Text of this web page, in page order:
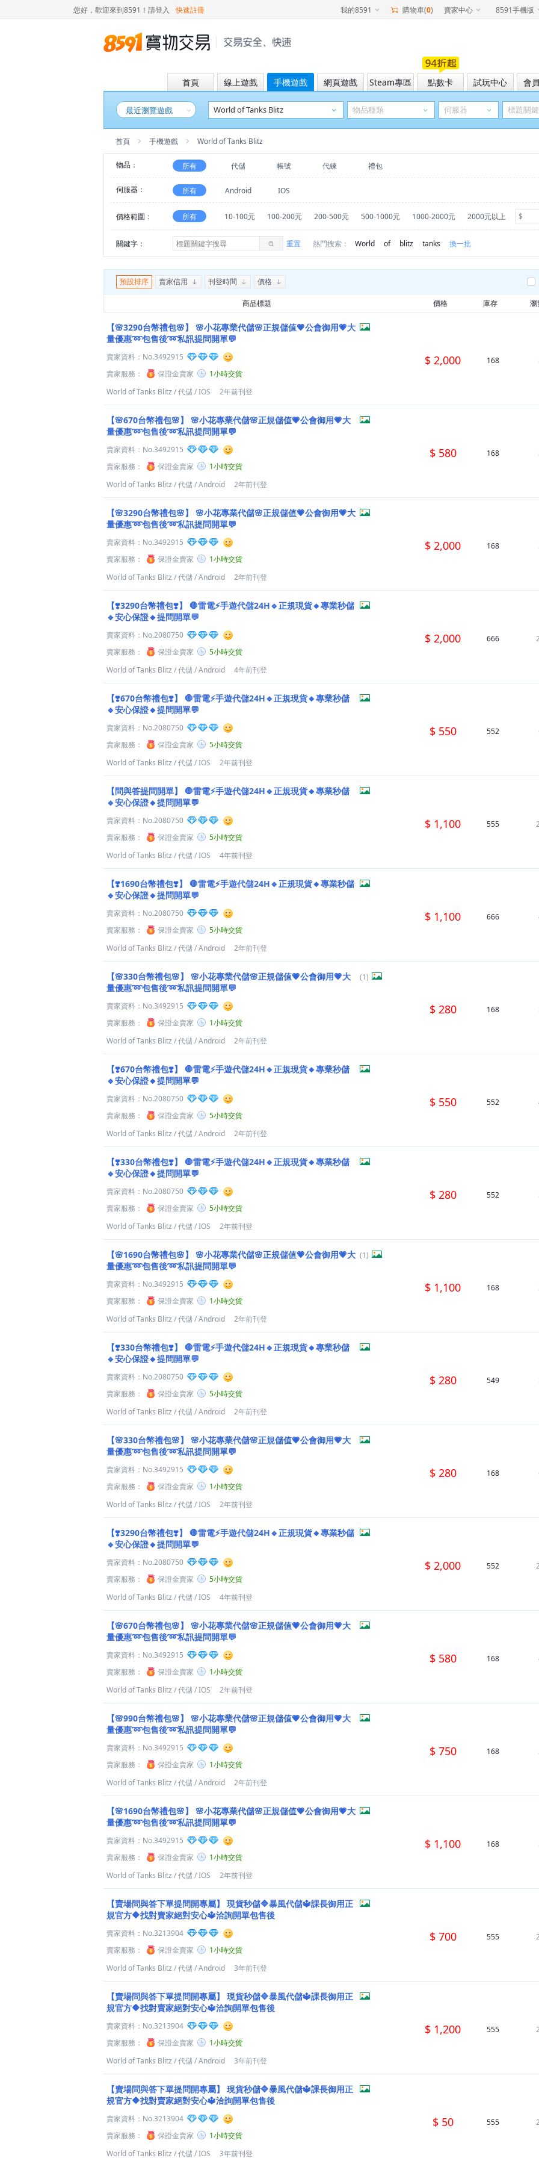
您好，歡迎來到8591！ 請登入 快速註冊 我的8591 購物車(0) 賣家中心 8591手機版
首頁 線上遊戲 手機遊戲 網頁遊戲 Steam專區 點數卡 試玩中心 會
最近瀏覽遊戲
首頁 手機遊戲 World of Tanks Blitz
物品： 所有 代儲 帳號 代練 禮包
伺服器： 所有 Android IOS
價格範圍： 所有 10-100元 100-200元 200-500元 500-1000元 1000-2000元 2000元以上
關鍵字： 重置 熱門搜索： World of blitz tanks 換一批
預設排序 賣家信用 刊登時間 價格
商品標題 價格 庫存 瀏
【🌸3290台幣禮包🌸】
🌸小花專業代儲🌸正規儲值💗公會御用💗大
量優惠➿包售後➿私訊提問開單💬
賣家資料： No.3492915
賣家服務：
保證金賣家
1小時交貨
World of Tanks Blitz /代儲/IOS 2年前刊登
$ 2,000 168
【🌸670台幣禮包🌸】
🌸小花專業代儲🌸正規儲值💗公會御用💗大
量優惠➿包售後➿私訊提問開單💬
賣家資料： No.3492915
賣家服務：
保證金賣家
1小時交貨
World of Tanks Blitz /代儲/Android 2年前刊登
$ 580 168
【🌸3290台幣禮包🌸】
🌸小花專業代儲🌸正規儲值💗公會御用💗大
量優惠➿包售後➿私訊提問開單💬
賣家資料： No.3492915
賣家服務：
保證金賣家
1小時交貨
World of Tanks Blitz /代儲/Android 2年前刊登
$ 2,000 168
【❣️3290台幣禮包❣️】
🛑雷電⚡️手遊代儲24H🔹正規現貨🔸專業秒儲
🔹安心保證🔸提問開單💬
賣家資料： No.2080750
賣家服務：
保證金賣家
5小時交貨
World of Tanks Blitz /代儲/Android 4年前刊登
$ 2,000 666
【❣️670台幣禮包❣️】
🛑雷電⚡️手遊代儲24H🔹正規現貨🔸專業秒儲
🔹安心保證🔸提問開單💬
賣家資料： No.2080750
賣家服務：
保證金賣家
5小時交貨
World of Tanks Blitz /代儲/IOS 2年前刊登
$ 550 552
【問與答提問開單】
🛑雷電⚡️手遊代儲24H🔹正規現貨🔸專業秒儲
🔹安心保證🔸提問開單💬
賣家資料： No.2080750
賣家服務：
保證金賣家
5小時交貨
World of Tanks Blitz /代儲/IOS 4年前刊登
$ 1,100 555
【❣️1690台幣禮包❣️】
🛑雷電⚡️手遊代儲24H🔹正規現貨🔸專業秒儲
🔹安心保證🔸提問開單💬
賣家資料： No.2080750
賣家服務：
保證金賣家
5小時交貨
World of Tanks Blitz /代儲/Android 2年前刊登
$ 1,100 666
【🌸330台幣禮包🌸】
🌸小花專業代儲🌸正規儲值💗公會御用💗大
量優惠➿包售後➿私訊提問開單💬
(1)
賣家資料： No.3492915
賣家服務：
保證金賣家
1小時交貨
World of Tanks Blitz /代儲/Android 2年前刊登
$ 280 168
【❣️670台幣禮包❣️】
🛑雷電⚡️手遊代儲24H🔹正規現貨🔸專業秒儲
🔹安心保證🔸提問開單💬
賣家資料： No.2080750
賣家服務：
保證金賣家
5小時交貨
World of Tanks Blitz /代儲/Android 2年前刊登
$ 550 552
【❣️330台幣禮包❣️】
🛑雷電⚡️手遊代儲24H🔹正規現貨🔸專業秒儲
🔹安心保證🔸提問開單💬
賣家資料： No.2080750
賣家服務：
保證金賣家
5小時交貨
World of Tanks Blitz /代儲/IOS 2年前刊登
$ 280 552
【🌸1690台幣禮包🌸】
🌸小花專業代儲🌸正規儲值💗公會御用💗大
量優惠➿包售後➿私訊提問開單💬
(1)
賣家資料： No.3492915
賣家服務：
保證金賣家
1小時交貨
World of Tanks Blitz /代儲/Android 2年前刊登
$ 1,100 168
【❣️330台幣禮包❣️】
🛑雷電⚡️手遊代儲24H🔹正規現貨🔸專業秒儲
🔹安心保證🔸提問開單💬
賣家資料： No.2080750
賣家服務：
保證金賣家
5小時交貨
World of Tanks Blitz /代儲/Android 2年前刊登
$ 280 549
【🌸330台幣禮包🌸】
🌸小花專業代儲🌸正規儲值💗公會御用💗大
量優惠➿包售後➿私訊提問開單💬
賣家資料： No.3492915
賣家服務：
保證金賣家
1小時交貨
World of Tanks Blitz /代儲/IOS 2年前刊登
$ 280 168
【❣️3290台幣禮包❣️】
🛑雷電⚡️手遊代儲24H🔹正規現貨🔸專業秒儲
🔹安心保證🔸提問開單💬
賣家資料： No.2080750
賣家服務：
保證金賣家
5小時交貨
World of Tanks Blitz /代儲/IOS 4年前刊登
$ 2,000 552
【🌸670台幣禮包🌸】
🌸小花專業代儲🌸正規儲值💗公會御用💗大
量優惠➿包售後➿私訊提問開單💬
賣家資料： No.3492915
賣家服務：
保證金賣家
1小時交貨
World of Tanks Blitz /代儲/IOS 2年前刊登
$ 580 168
【🌸990台幣禮包🌸】
🌸小花專業代儲🌸正規儲值💗公會御用💗大
量優惠➿包售後➿私訊提問開單💬
賣家資料： No.3492915
賣家服務：
保證金賣家
1小時交貨
World of Tanks Blitz /代儲/Android 2年前刊登
$ 750 168
【🌸1690台幣禮包🌸】
🌸小花專業代儲🌸正規儲值💗公會御用💗大
量優惠➿包售後➿私訊提問開單💬
賣家資料： No.3492915
賣家服務：
保證金賣家
1小時交貨
World of Tanks Blitz /代儲/IOS 2年前刊登
$ 1,100 168
【賣場問與答下單提問開專屬】
現貨秒儲🔷暴風代儲🔱課長御用正
規官方🔶找對賣家絕對安心🔱洽詢開單包售後
賣家資料： No.3213904
賣家服務：
保證金賣家
1小時交貨
World of Tanks Blitz /代儲/Android 3年前刊登
$ 700 555
【賣場問與答下單提問開專屬】
現貨秒儲🔷暴風代儲🔱課長御用正
規官方🔶找對賣家絕對安心🔱洽詢開單包售後
賣家資料： No.3213904
賣家服務：
保證金賣家
1小時交貨
World of Tanks Blitz /代儲/Android 3年前刊登
$ 1,200 555
【賣場問與答下單提問開專屬】
現貨秒儲🔷暴風代儲🔱課長御用正
規官方🔶找對賣家絕對安心🔱洽詢開單包售後
賣家資料： No.3213904
賣家服務：
保證金賣家
1小時交貨
World of Tanks Blitz /代儲/IOS 3年前刊登
$ 50 555